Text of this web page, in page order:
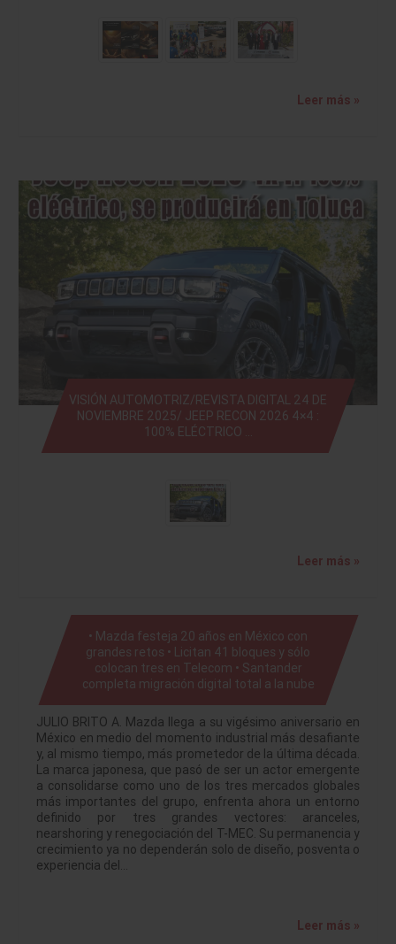
Leer más »
VISIÓN AUTOMOTRIZ/REVISTA DIGITAL 24 DE
NOVIEMBRE 2025/ JEEP RECON 2026 4×4 :
100% ELÉCTRICO …
Leer más »
• Mazda festeja 20 años en México con
grandes retos • Licitan 41 bloques y sólo
colocan tres en Telecom • Santander
completa migración digital total a la nube
JULIO BRITO A. Mazda llega a su vigésimo aniversario en
México en medio del momento industrial más desafiante
y, al mismo tiempo, más prometedor de la última década.
La marca japonesa, que pasó de ser un actor emergente
a consolidarse como uno de los tres mercados globales
más importantes del grupo, enfrenta ahora un entorno
definido por tres grandes vectores: aranceles,
nearshoring y renegociación del T-MEC. Su permanencia y
crecimiento ya no dependerán solo de diseño, posventa o
experiencia del…
Leer más »